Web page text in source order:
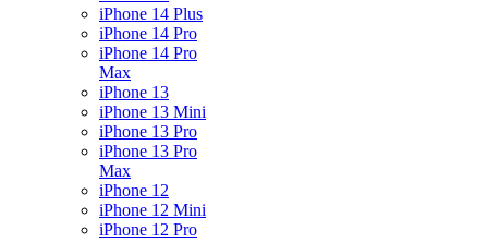
iPhone 14 Plus
iPhone 14 Pro
iPhone 14 Pro
Max
iPhone 13
iPhone 13 Mini
iPhone 13 Pro
iPhone 13 Pro
Max
iPhone 12
iPhone 12 Mini
iPhone 12 Pro